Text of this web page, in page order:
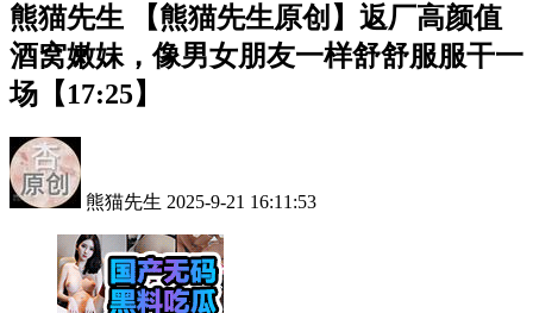
熊猫先生
【熊猫先生原创】返厂高颜值
酒窝嫩妹，像男女朋友一样舒舒服服干一
场【17:25】
熊猫先生 2025-9-21 16:11:53